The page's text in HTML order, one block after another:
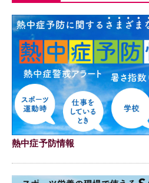
熱中症予防情報